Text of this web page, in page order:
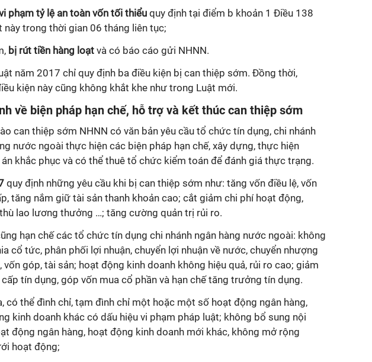
phạm tỷ lệ an toàn vốn tối thiểuquy định tại điểm b khoản 1 Điều 138
này trong thời gian 06 tháng liên tục;
bị rút tiền hàng loạt và có báo cáo gửi NHNN.
năm 2017 chỉ quy định ba điều kiện bị can thiệp sớm. Đồng thời,
kiện này cũng không khắt khe như trong Luật mới.
về biện pháp hạn chế, hỗ trợ và kết thúc can thiệp sớm
can thiệp sớm NHNN có văn bản yêu cầu tổ chức tín dụng, chi nhánh
nước ngoài thực hiện các biện pháp hạn chế, xây dựng, thực hiện
khắc phục và có thể thuê tổ chức kiểm toán để đánh giá thực trạng.
quy định những yêu cầu khi bị can thiệp sớm như: tăng vốn điều lệ, vốn
tăng nắm giữ tài sản thanh khoản cao; cắt giảm chi phí hoạt động,
lao lương thưởng …; tăng cường quản trị rủi ro.
hạn chế các tổ chức tín dụng chi nhánh ngân hàng nước ngoài: không
cổ tức, phân phối lợi nhuận, chuyển lợi nhuận về nước, chuyển nhượng
vốn góp, tài sản; hoạt động kinh doanh không hiệu quả, rủi ro cao; giảm
tín dụng, góp vốn mua cổ phần và hạn chế tăng trưởng tín dụng.
có thể đình chỉ, tạm đình chỉ một hoặc một số hoạt động ngân hàng,
kinh doanh khác có dấu hiệu vi phạm pháp luật; không bổ sung nội
động ngân hàng, hoạt động kinh doanh mới khác, không mở rộng
hoạt động;